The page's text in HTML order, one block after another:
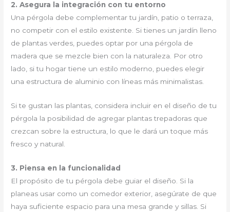
2. Asegura la integración con tu entorno
Una pérgola debe complementar tu jardín, patio o terraza,
no competir con el estilo existente. Si tienes un jardín lleno
de plantas verdes, puedes optar por una pérgola de
madera que se mezcle bien con la naturaleza. Por otro
lado, si tu hogar tiene un estilo moderno, puedes elegir
una estructura de aluminio con líneas más minimalistas.
Si te gustan las plantas, considera incluir en el diseño de tu
pérgola la posibilidad de agregar plantas trepadoras que
crezcan sobre la estructura, lo que le dará un toque más
fresco y natural.
3. Piensa en la funcionalidad
El propósito de tu pérgola debe guiar el diseño. Si la
planeas usar como un comedor exterior, asegúrate de que
haya suficiente espacio para una mesa grande y sillas. Si